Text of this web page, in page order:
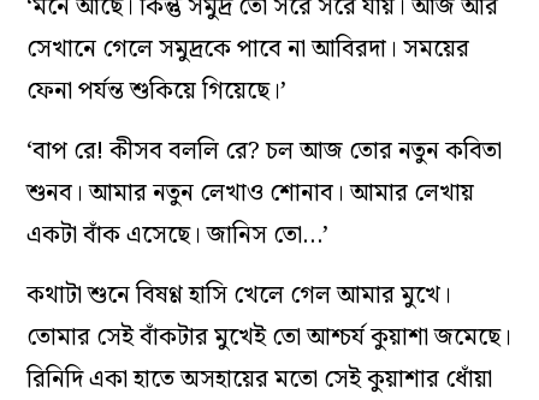
সেখানে গেলে সমুদ্রকে পাবে না আবিরদা। সময়ের
ফেনা পর্যন্ত শুকিয়ে গিয়েছে।’
‘বাপ রে! কীসব ব‌ললি রে? চল আজ তোর নতুন কবিতা
শুনব। আমার নতুন লেখাও শোনাব। আমার লেখায়
একটা বাঁক এসেছে। জানিস তো…’
কথাটা শুনে বিষণ্ণ হাসি খেলে গেল আমার মুখে।
তোমার সেই বাঁকটার মুখেই তো আশ্চর্য কুয়াশা জমেছে।
রিনিদি একা হাতে অসহায়ের মতো সেই কুয়াশার ধোঁয়া